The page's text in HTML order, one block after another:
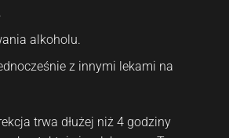
alkoholu.
z innymi lekami na
trwa dłużej niż 4 godziny